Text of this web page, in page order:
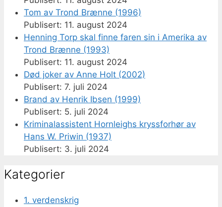
Tom av Trond Brænne (1996)
11. august 2024
Henning Torp skal finne faren sin i Amerika av
Trond Brænne (1993)
11. august 2024
Død joker av Anne Holt (2002)
7. juli 2024
Brand av Henrik Ibsen (1999)
5. juli 2024
Kriminalassistent Hornleighs kryssforhør av
Hans W. Priwin (1937)
3. juli 2024
Kategorier
1. verdenskrig